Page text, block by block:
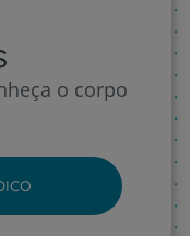
o corpo